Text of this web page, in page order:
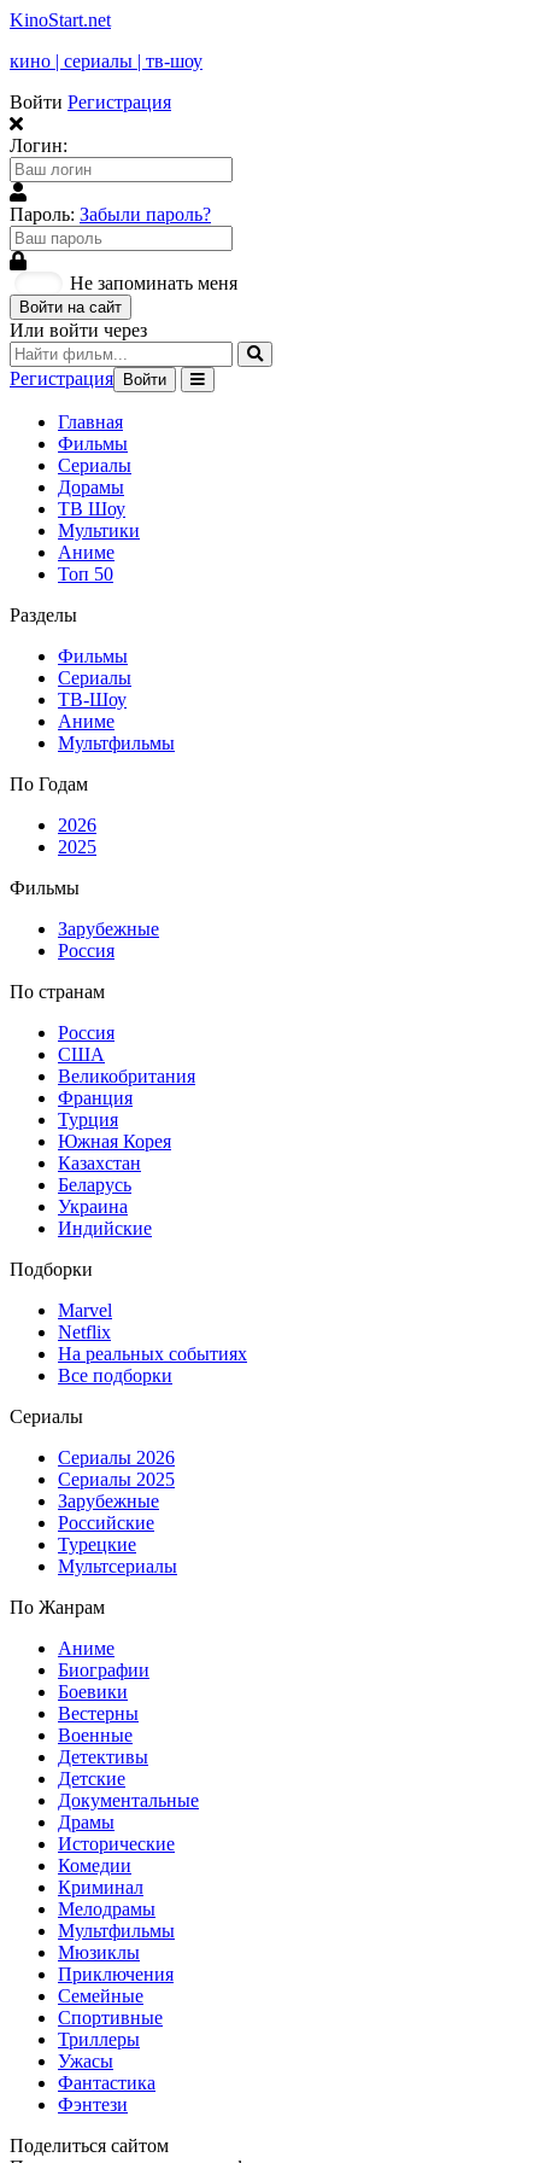
KinoStart.net
кино | сериалы | тв-шоу
Войти Регистрация
Логин:
Пароль: Забыли пароль?
Не запоминать меня
Войти на сайт
Или войти через
Регистрация Войти
Главная
Фильмы
Сериалы
Дорамы
ТВ Шоу
Мультики
Аниме
Топ 50
Разделы
Фильмы
Сериалы
ТВ-Шоу
Аниме
Мультфильмы
По Годам
2026
2025
Фильмы
Зарубежные
Россия
По странам
Россия
США
Великобритания
Франция
Турция
Южная Корея
Казахстан
Беларусь
Украина
Индийские
Подборки
Marvel
Netflix
На реальных событиях
Все подборки
Сериалы
Сериалы 2026
Сериалы 2025
Зарубежные
Российские
Турецкие
Мультсериалы
По Жанрам
Аниме
Биографии
Боевики
Вестерны
Военные
Детективы
Детские
Документальные
Драмы
Исторические
Комедии
Криминал
Мелодрамы
Мультфильмы
Мюзиклы
Приключения
Семейные
Спортивные
Триллеры
Ужасы
Фантастика
Фэнтези
Поделиться сайтом